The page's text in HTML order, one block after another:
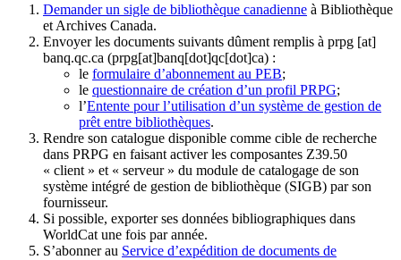
Demander un sigle de bibliothèque canadienne à Bibliothèque
et Archives Canada.
Envoyer les documents suivants dûment remplis à prpg [at]
banq.qc.ca (prpg[at]banq[dot]qc[dot]ca) :
le formulaire d’abonnement au PEB;
le questionnaire de création d’un profil PRPG;
l’Entente pour l’utilisation d’un système de gestion de
prêt entre bibliothèques.
Rendre son catalogue disponible comme cible de recherche
dans PRPG en faisant activer les composantes Z39.50
« client » et « serveur » du module de catalogage de son
système intégré de gestion de bibliothèque (SIGB) par son
fournisseur.
Si possible, exporter ses données bibliographiques dans
WorldCat une fois par année.
S’abonner au Service d’expédition de documents de